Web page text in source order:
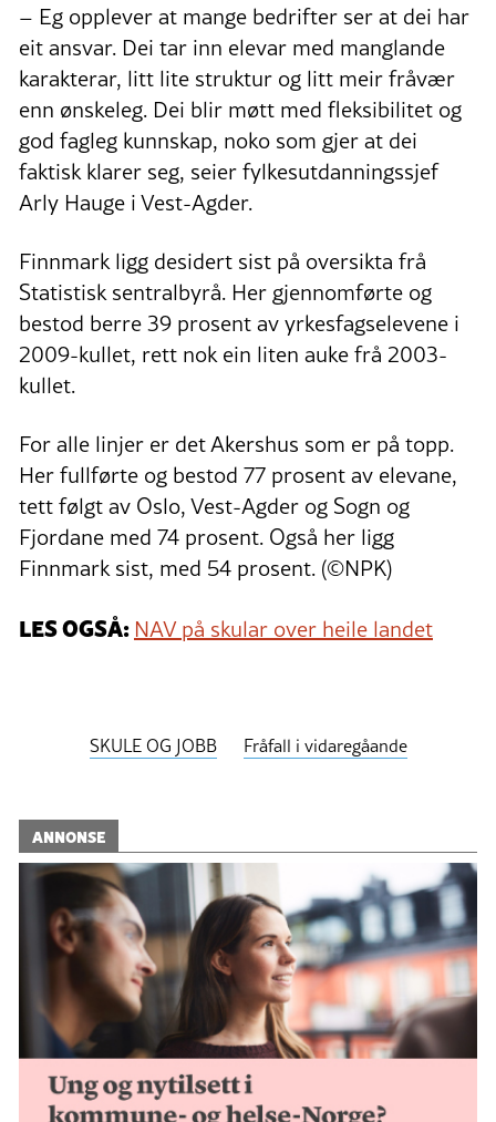
– Eg opplever at mange bedrifter ser at dei har
eit ansvar. Dei tar inn elevar med manglande
karakterar, litt lite struktur og litt meir fråvær
enn ønskeleg. Dei blir møtt med fleksibilitet og
god fagleg kunnskap, noko som gjer at dei
faktisk klarer seg, seier fylkesutdanningssjef
Arly Hauge i Vest-Agder.
Finnmark ligg desidert sist på oversikta frå
Statistisk sentralbyrå. Her gjennomførte og
bestod berre 39 prosent av yrkesfagselevene i
2009-kullet, rett nok ein liten auke frå 2003-
kullet.
For alle linjer er det Akershus som er på topp.
Her fullførte og bestod 77 prosent av elevane,
tett følgt av Oslo, Vest-Agder og Sogn og
Fjordane med 74 prosent. Også her ligg
Finnmark sist, med 54 prosent. (©NPK)
LES OGSÅ: NAV på skular over heile landet
SKULE OG JOBB Fråfall i vidaregåande
ANNONSE